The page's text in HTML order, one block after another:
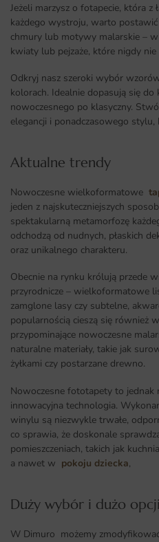
Jeżeli marzysz o fotapecie, która z
każdego wystroju, warto
chmury lub motywy malarskie –
kwiaty lub pejzaże, które nigdy
Odkryj nasz szeroki wybór
kolorach. Idealnie dopasują się
nowoczesnego po klasyczny.
elegancji i ponadczasowego
Aktualne trendy​
Nowoczesne wielkoformatowe
jeden z najskuteczniejszych
spektakularną metamorfozę
odchodzą od nudnych, płaskich
oraz unikalnego charakteru.
Obecnie na rynku królują przede
przyrodnicze – wielkoformatowe
zamglone lasy czy subtelne,
popularnością cieszą się również
przypominające nowoczesne
naturalne materiały, takie jak
żyłkami czy postarzane drewno.
Nowoczesne fototapety to jednak
innowacyjna technologia.
winylu są niezwykle trwałe,
co sprawia, że doskonale
pomieszczeniach, takich jak
a nawet w pokoju dziecka,
Duży wybór i dużo
W Dimuro możemy